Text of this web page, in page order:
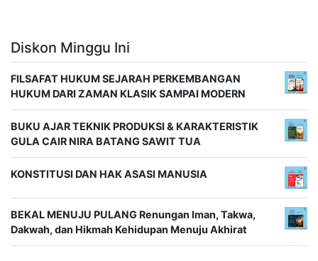
Diskon Minggu Ini
FILSAFAT HUKUM SEJARAH PERKEMBANGAN
HUKUM DARI ZAMAN KLASIK SAMPAI MODERN
BUKU AJAR TEKNIK PRODUKSI & KARAKTERISTIK
GULA CAIR NIRA BATANG SAWIT TUA
KONSTITUSI DAN HAK ASASI MANUSIA
BEKAL MENUJU PULANG Renungan Iman, Takwa,
Dakwah, dan Hikmah Kehidupan Menuju Akhirat